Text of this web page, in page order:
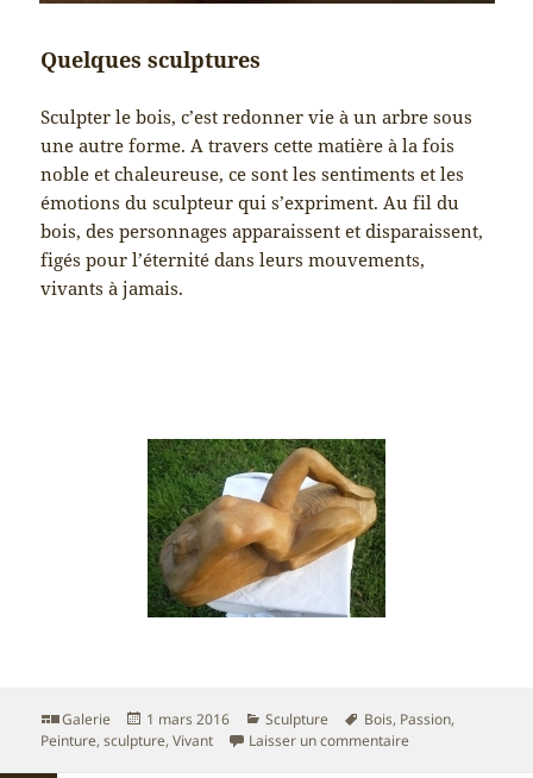
Quelques sculptures
Sculpter le bois, c’est redonner vie à un arbre sous
une autre forme. A travers cette matière à la fois
noble et chaleureuse, ce sont les sentiments et les
émotions du sculpteur qui s’expriment. Au fil du
bois, des personnages apparaissent et disparaissent,
figés pour l’éternité dans leurs mouvements,
vivants à jamais.
Format
Galerie
Publié
le
1 mars 2016 Catégories
Sculpture
Mots-
clés
Bois, Passion,
Peinture,sculpture,Vivant Laisser un commentairesur Quelques